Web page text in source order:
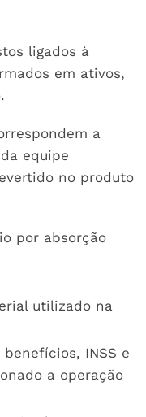
ligados à
em ativos,
a
equipe
no produto
por absorção
utilizado na
INSS e
a operação